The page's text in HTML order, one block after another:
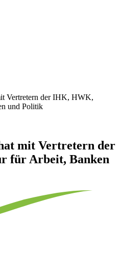
Vertretern der IHK, HWK,
und Politik
mit Vertretern der
für Arbeit, Banken